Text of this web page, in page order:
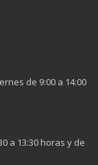
de 9:00 a 14:00
a 13:30 horas y de